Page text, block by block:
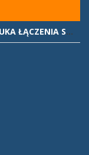
RETRO KONTRA NOWOCZESNOŚĆ: SZTUKA ŁĄCZENIA STYLÓW WE WNĘTRZACH